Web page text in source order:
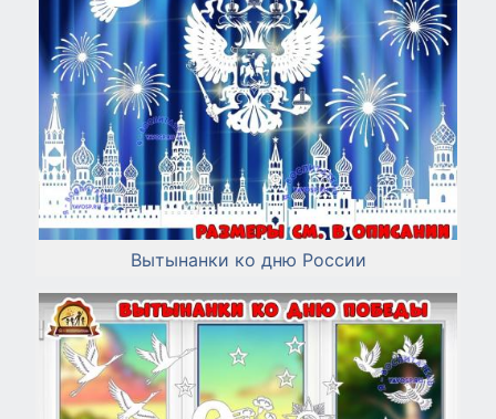
Вытынанки ко дню России